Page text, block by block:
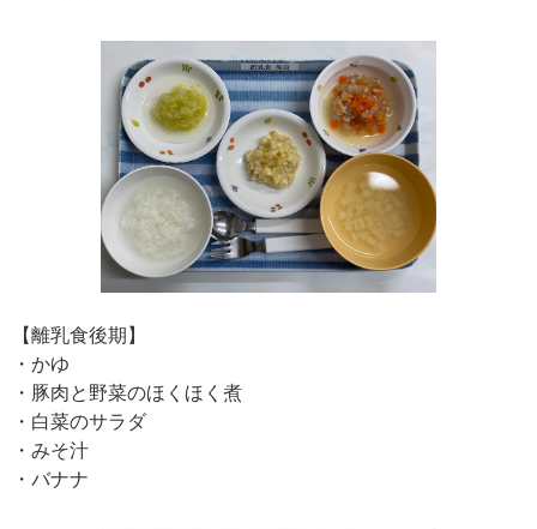
【離乳食後期】
・かゆ
・豚肉と野菜のほくほく煮
・白菜のサラダ
・みそ汁
・バナナ